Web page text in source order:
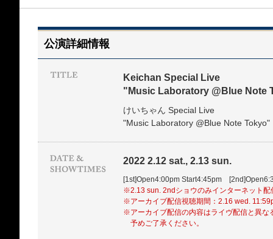
公演詳細情報
Keichan Special Live
"Music Laboratory @Blue Note
けいちゃん Special Live
"Music Laboratory @Blue Note Tokyo"
2022 2.12 sat., 2.13 sun.
[1st]Open4:00pm Start4:45pm
※2.13 sun. 2ndショウのみインターネット配
※アーカイブ配信視聴期間：2.16 wed.
※アーカイブ配信の内容はライヴ配信と異な
予めご了承ください。